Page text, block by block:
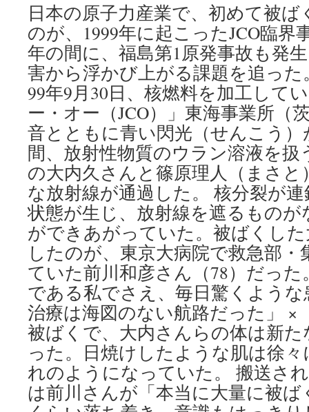
日本の原子力産業で、初めて被
のが、1999年に起こったJCO臨界
年の間に、福島第1原発事故も発
害から浮かび上がる課題を追っ
99年9月30日、核燃料を加工して
ー・オー（JCO）」東海事業所（
音とともに青い閃光（せんこう
間、放射性物質のウラン溶液を扱
の大内久さんと篠原理人（まさ
な放射線が通過した。 核分裂が
状態が生じ、放射線を遮るものが
ができあがっていた。被ばくし
したのが、東京大病院で救急部・
ていた前川和彦さん（78）だっ
である私でさえ、毎日驚くよう
治療は海図のない航路だっ
被ばくで、大内さんらの体は新
った。日焼けしたような肌は徐
れのようになっていた。 搬送さ
は前川さんが「本当に大量に被